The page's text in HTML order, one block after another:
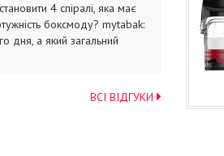
4 спіралі, яка має
боксмоду? mytabak:
дня, а який загальний
ВСІ ВІДГУКИ